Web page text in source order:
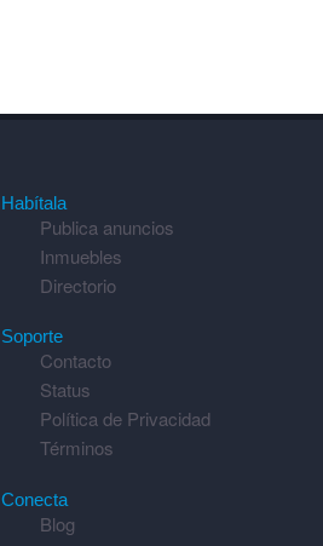
Habítala
Publica anuncios
Inmuebles
Directorio
Soporte
Contacto
Status
Política de Privacidad
Términos
Conecta
Blog